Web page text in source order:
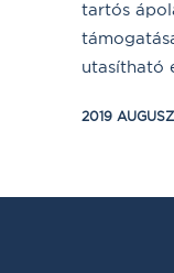
tartós
utasítható
2019